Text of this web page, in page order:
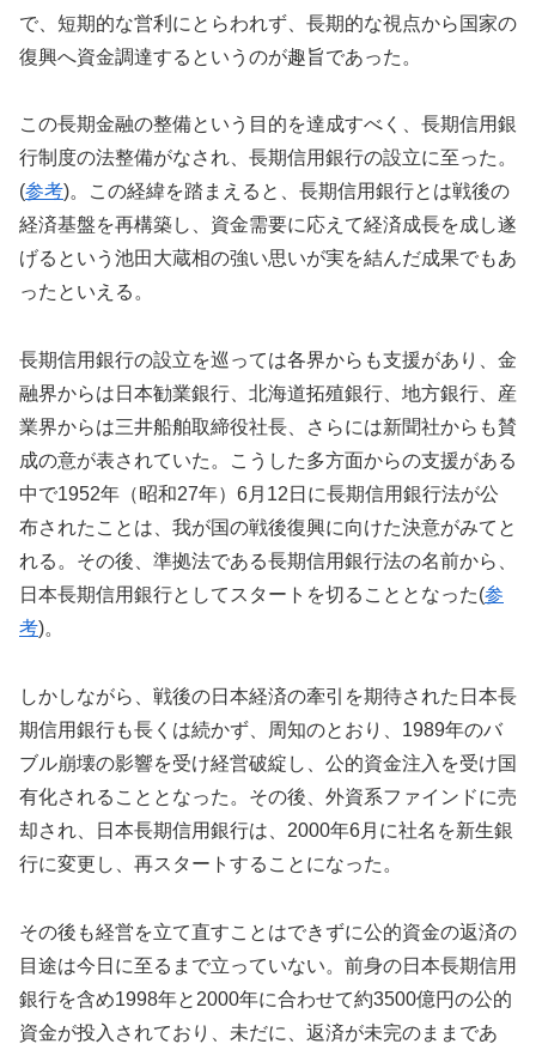
で、短期的な営利にとらわれず、長期的な視点から国家の
復興へ資金調達するというのが趣旨であった。
この長期金融の整備という目的を達成すべく、長期信用銀
行制度の法整備がなされ、長期信用銀行の設立に至った。
(参考)。この経緯を踏まえると、長期信用銀行とは戦後の
経済基盤を再構築し、資金需要に応えて経済成長を成し遂
げるという池田大蔵相の強い思いが実を結んだ成果でもあ
ったといえる。
長期信用銀行の設立を巡っては各界からも支援があり、金
融界からは日本勧業銀行、北海道拓殖銀行、地方銀行、産
業界からは三井船舶取締役社長、さらには新聞社からも賛
成の意が表されていた。こうした多方面からの支援がある
中で1952年（昭和27年）6月12日に長期信用銀行法が公
布されたことは、我が国の戦後復興に向けた決意がみてと
れる。その後、準拠法である長期信用銀行法の名前から、
日本長期信用銀行としてスタートを切ることとなった(参
考)。
しかしながら、戦後の日本経済の牽引を期待された日本長
期信用銀行も長くは続かず、周知のとおり、1989年のバ
ブル崩壊の影響を受け経営破綻し、公的資金注入を受け国
有化されることとなった。その後、外資系ファインドに売
却され、日本長期信用銀行は、2000年6月に社名を新生銀
行に変更し、再スタートすることになった。
その後も経営を立て直すことはできずに公的資金の返済の
目途は今日に至るまで立っていない。前身の日本長期信用
銀行を含め1998年と2000年に合わせて約3500億円の公的
資金が投入されており、未だに、返済が未完のままであ